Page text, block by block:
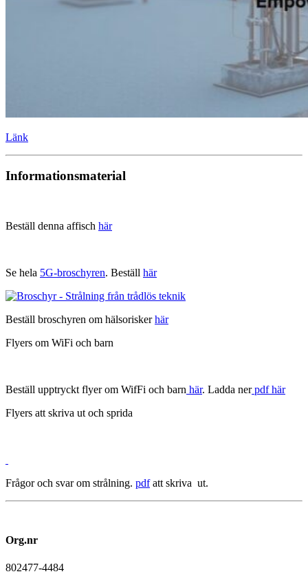
Länk
Informationsmaterial
Beställ denna affisch här
Se hela 5G-broschyren. Beställ här
Beställ broschyren om hälsoriskerhär
Flyers om WiFi och barn
Beställ upptryckt flyer om WifFi och barn här. Ladda nerpdf här
Flyers att skriva ut och sprida
Frågor och svar om strålning. pdfatt skriva ut.
Org.nr
802477-4484